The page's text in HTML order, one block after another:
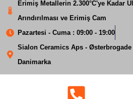
Erimiş Metallerin 2.300°C'ye Kadar
Arındırılması ve Erimiş Cam
Pazartesi - Cuma : 09:00 - 19:00
Sialon Ceramics Aps - Østerbrogade
Danimarka
Erimiş